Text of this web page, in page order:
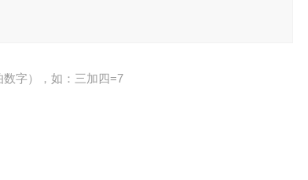
字），如：三加四=7